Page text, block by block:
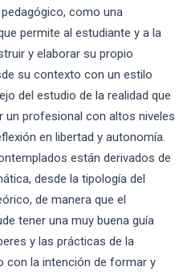
como una
permite al estudiante y a la
y elaborar su propio
su contexto con un estilo
del estudio de la realidad que
un profesional con altos niveles
en libertad y autonomía.
están derivados de
desde la tipología del
de manera que el
tener una muy buena guía
y las prácticas de la
con la intención de formar y